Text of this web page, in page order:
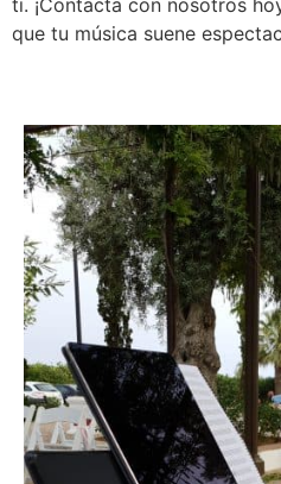
ti. ¡Contacta con nosotros
que tu música suene